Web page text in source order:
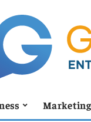
Marketing